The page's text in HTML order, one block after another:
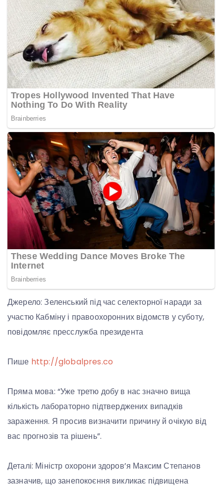
Джерело: Зеленський під час селекторної наради за
участю Кабміну і правоохоронних відомств у суботу,
повідомляє пресслужба президента
Пише http://globalpres.co
Пряма мова: “Уже третю добу в нас значно вища
кількість лабораторно підтверджених випадків
зараження. Я просив визначити причину й очікую від
вас прогнозів та рішень”.
Деталі: Міністр охорони здоров’я Максим Степанов
зазначив, що занепокоєння викликає підвищена